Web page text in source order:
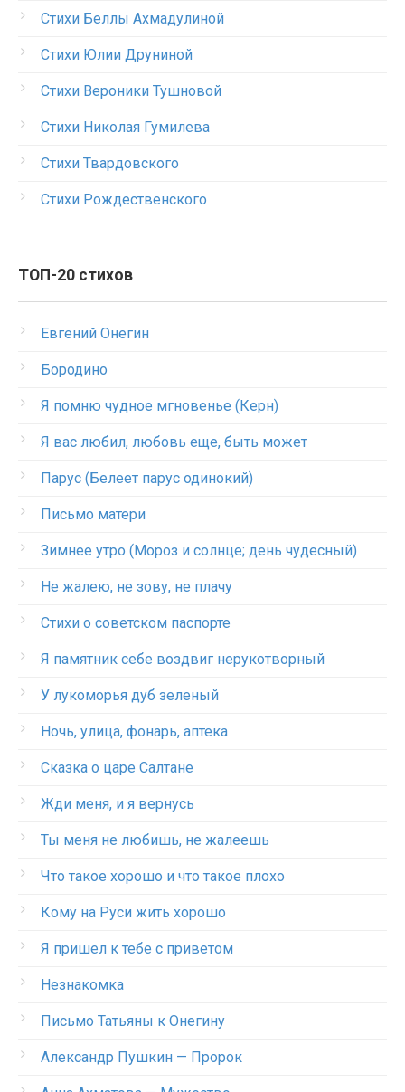
Стихи Беллы Ахмадулиной
Стихи Юлии Друниной
Стихи Вероники Тушновой
Стихи Николая Гумилева
Стихи Твардовского
Стихи Рождественского
ТОП-20 стихов
Евгений Онегин
Бородино
Я помню чудное мгновенье (Керн)
Я вас любил, любовь еще, быть может
Парус (Белеет парус одинокий)
Письмо матери
Зимнее утро (Мороз и солнце; день чудесный)
Не жалею, не зову, не плачу
Стихи о советском паспорте
Я памятник себе воздвиг нерукотворный
У лукоморья дуб зеленый
Ночь, улица, фонарь, аптека
Сказка о царе Салтане
Жди меня, и я вернусь
Ты меня не любишь, не жалеешь
Что такое хорошо и что такое плохо
Кому на Руси жить хорошо
Я пришел к тебе с приветом
Незнакомка
Письмо Татьяны к Онегину
Александр Пушкин — Пророк